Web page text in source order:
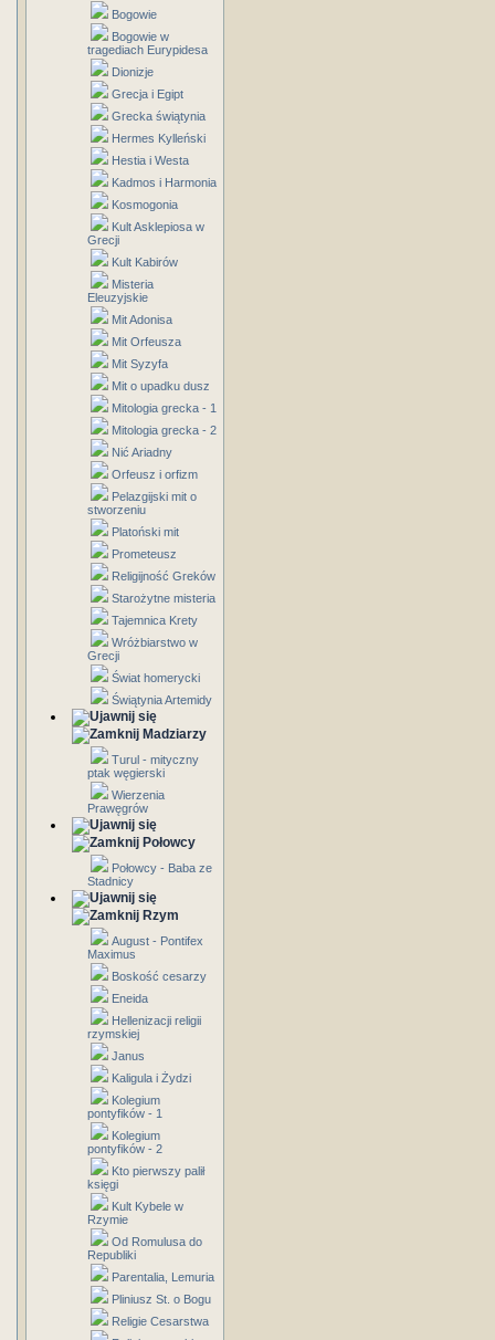
Bogowie
Bogowie w
tragediach Eurypidesa
Dionizje
Grecja i Egipt
Grecka świątynia
Hermes Kylleński
Hestia i Westa
Kadmos i Harmonia
Kosmogonia
Kult Asklepiosa w
Grecji
Kult Kabirów
Misteria
Eleuzyjskie
Mit Adonisa
Mit Orfeusza
Mit Syzyfa
Mit o upadku dusz
Mitologia grecka - 1
Mitologia grecka - 2
Nić Ariadny
Orfeusz i orfizm
Pelazgijski mit o
stworzeniu
Platoński mit
Prometeusz
Religijność Greków
Starożytne misteria
Tajemnica Krety
Wróżbiarstwo w
Grecji
Świat homerycki
Świątynia Artemidy
Madziarzy
Turul - mityczny
ptak węgierski
Wierzenia
Prawęgrów
Połowcy
Połowcy - Baba ze
Stadnicy
Rzym
August - Pontifex
Maximus
Boskość cesarzy
Eneida
Hellenizacji religii
rzymskiej
Janus
Kaligula i Żydzi
Kolegium
pontyfików - 1
Kolegium
pontyfików - 2
Kto pierwszy palił
księgi
Kult Kybele w
Rzymie
Od Romulusa do
Republiki
Parentalia, Lemuria
Pliniusz St. o Bogu
Religie Cesarstwa